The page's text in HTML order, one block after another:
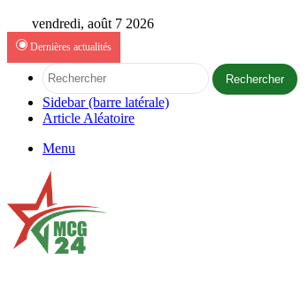
vendredi, août 7 2026
Dernières actualités
Rechercher
Sidebar (barre latérale)
Article Aléatoire
Menu